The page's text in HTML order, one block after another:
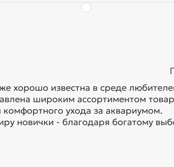
хорошо известна в среде
широким ассортиментом
ухода за аквариумом.
новички - благодаря богатому